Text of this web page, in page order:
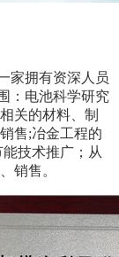
家拥有资深人员
：电池科学研究
关的材料、制
售;冶金工程的
技术推广；从
销售。